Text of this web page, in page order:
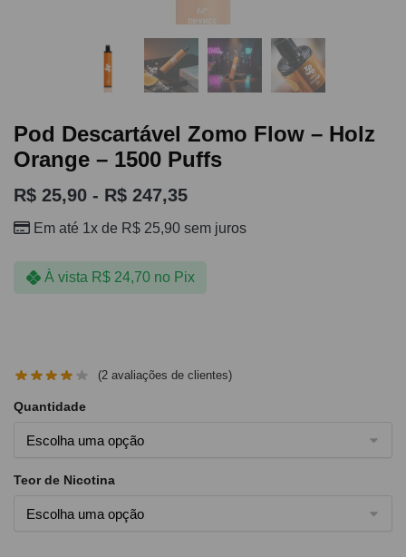
Pod Descartável Zomo Flow – Holz
Orange – 1500 Puffs
R$ 25,90 - R$ 247,35
Em até 1x de R$ 25,90 sem juros
À vista R$24,70 no Pix
(2 avaliações de clientes)
Quantidade
Teor de Nicotina